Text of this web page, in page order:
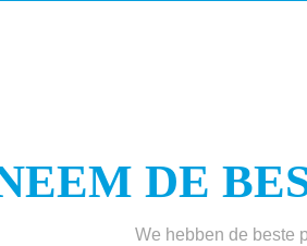
DE
We hebben de beste